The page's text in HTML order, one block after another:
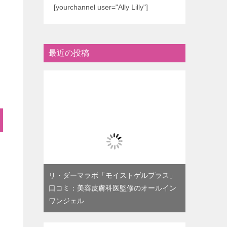
[yourchannel user="Ally Lilly"]
最近の投稿
リ・ダーマラボ「モイストゲルプラス」
口コミ：美容皮膚科医監修のオールイン
ワンジェル